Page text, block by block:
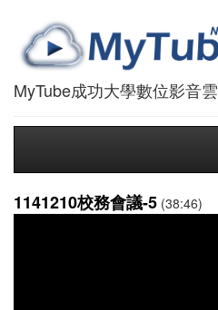
MyTube成功大學數位影音雲
1141210校務會議-5 (38:46)